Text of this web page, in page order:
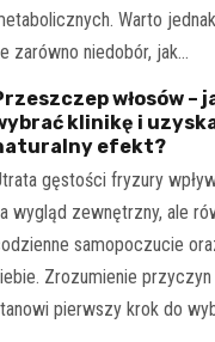
Warto
zarówno niedobór, jak…
włosów –
klinikę i
efekt?
gęstości fryzury
wygląd zewnętrzny, ale
samopoczucie
Zrozumienie przyczyn
pierwszy krok do